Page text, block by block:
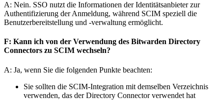
A: Nein. SSO nutzt die Informationen der Identitätsanbieter zur
Authentifizierung der Anmeldung, während SCIM speziell die
Benutzerbereitstellung und -verwaltung ermöglicht.
F: Kann ich von der Verwendung des Bitwarden Directory
Connectors zu SCIM wechseln?
A: Ja, wenn Sie die folgenden Punkte beachten:
Sie sollten die SCIM-Integration mit demselben Verzeichnis
verwenden, das der Directory Connector verwendet hat